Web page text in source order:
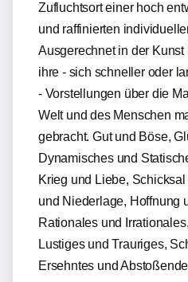
Zufluchtsort einer hoch
und raffinierten
Ausgerechnet in der
ihre - sich schneller oder
- Vorstellungen über die
Welt und des Menschen
gebracht. Gut und Böse,
Dynamisches und
Krieg und Liebe,
und Niederlage, Hoffnung
Rationales und
Lustiges und Trauriges,
Ersehntes und